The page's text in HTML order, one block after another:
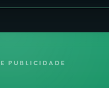
PUBLICIDADE